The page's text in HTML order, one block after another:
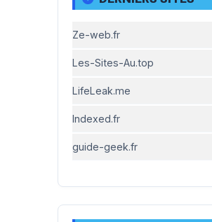
Ze-web.fr
Les-Sites-Au.top
LifeLeak.me
Indexed.fr
guide-geek.fr